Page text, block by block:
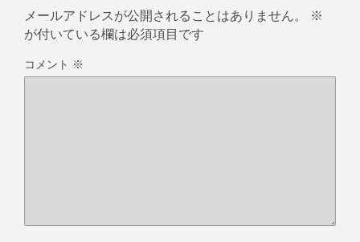
メールアドレスが公開されることはありません。
※
が付いている欄は必須項目です
コメント ※